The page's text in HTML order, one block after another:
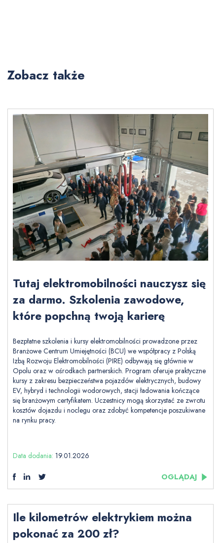
Zobacz także
Tutaj elektromobilności nauczysz się
za darmo. Szkolenia zawodowe,
które popchną twoją karierę
Bezpłatne szkolenia i kursy elektromobilności prowadzone przez
Branżowe Centrum Umiejętności (BCU) we współpracy z Polską
Izbą Rozwoju Elektromobilności (PIRE) odbywają się głównie w
Opolu oraz w ośrodkach partnerskich. Program oferuje praktyczne
kursy z zakresu bezpieczeństwa pojazdów elektrycznych, budowy
EV, hybryd i technologii wodorowych, stacji ładowania kończące
się branżowym certyfikatem. Uczestnicy mogą skorzystać ze zwrotu
kosztów dojazdu i noclegu oraz zdobyć kompetencje poszukiwane
na rynku pracy.
Data dodania: 19.01.2026
OGLĄDAJ
Ile kilometrów elektrykiem można
pokonać za 200 zł?